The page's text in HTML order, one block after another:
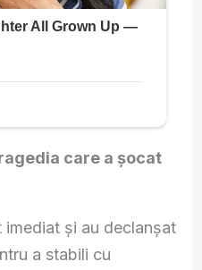
care a șocat
și au declanșat
a stabili cu